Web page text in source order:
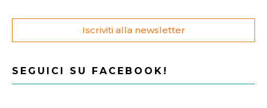
Iscriviti alla newsletter
SEGUICI SU FACEBOOK!